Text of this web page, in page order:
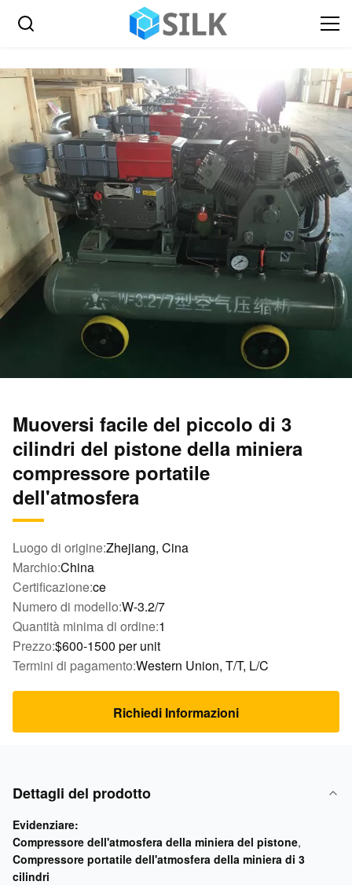
Muoversi facile del piccolo di 3
cilindri del pistone della miniera
compressore portatile
dell'atmosfera
Luogo di origine:Zhejiang, Cina
Marchio:China
Certificazione:ce
Numero di modello:W-3.2/7
Quantità minima di ordine:1
Prezzo:$600-1500 per unit
Termini di pagamento:Western Union, T/T, L/C
Richiedi Informazioni
Dettagli del prodotto
Evidenziare:
Compressore dell'atmosfera della miniera del pistone,
Compressore portatile dell'atmosfera della miniera di 3
cilindri